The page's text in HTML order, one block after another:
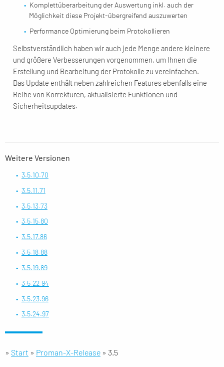
Komplettüberarbeitung der Auswertung inkl. auch der
Möglichkeit diese Projekt-übergreifend auszuwerten
Performance Optimierung beim Protokollieren
Selbstverständlich haben wir auch jede Menge andere kleinere
und größere Verbesserungen vorgenommen, um Ihnen die
Erstellung und Bearbeitung der Protokolle zu vereinfachen.
Das Update enthält neben zahlreichen Features ebenfalls eine
Reihe von Korrekturen, aktualisierte Funktionen und
Sicherheitsupdates.
Weitere Versionen
3.5.10.70
3.5.11.71
3.5.13.73
3.5.15.80
3.5.17.86
3.5.18.88
3.5.19.89
3.5.22.94
3.5.23.96
3.5.24.97
» Start » Proman-X-Release » 3.5